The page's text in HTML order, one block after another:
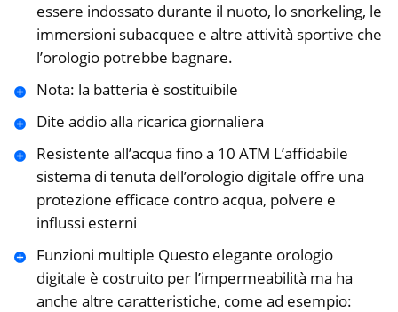
essere indossato durante il nuoto, lo snorkeling, le
immersioni subacquee e altre attività sportive che
l’orologio potrebbe bagnare.
Nota: la batteria è sostituibile
Dite addio alla ricarica giornaliera
Resistente all’acqua fino a 10 ATM L’affidabile
sistema di tenuta dell’orologio digitale offre una
protezione efficace contro acqua, polvere e
influssi esterni
Funzioni multiple Questo elegante orologio
digitale è costruito per l’impermeabilità ma ha
anche altre caratteristiche, come ad esempio: